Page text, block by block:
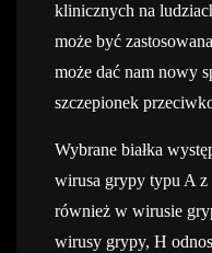
klinicznych na
może być
może dać nam nowy
szczepionek
Wybrane białka
wirusa grypy typu A
również w wirusie
wirusy grypy, H